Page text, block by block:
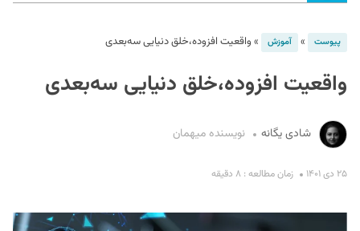
پیوست » آموزش » واقعیت افزوده،خلق دنیایی سه‌بعدی
واقعیت افزوده،خلق دنیایی سه‌بعدی
شادی یگانه نویسنده میهمان
۲۵ دی ۱۴۰۱ زمان مطالعه : ۸ دقیقه